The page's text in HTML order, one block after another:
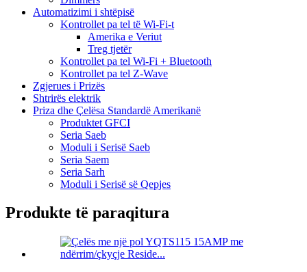
Automatizimi i shtëpisë
Kontrollet pa tel të Wi-Fi-t
Amerika e Veriut
Treg tjetër
Kontrollet pa tel Wi-Fi + Bluetooth
Kontrollet pa tel Z-Wave
Zgjerues i Prizës
Shtrirës elektrik
Priza dhe Çelësa Standardë Amerikanë
Produktet GFCI
Seria Saeb
Moduli i Serisë Saeb
Seria Saem
Seria Sarh
Moduli i Serisë së Qepjes
Produkte të paraqitura